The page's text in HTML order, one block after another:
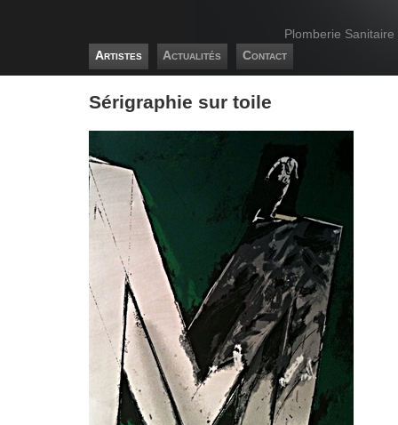
Sérigraphie sur toile
Plomberie
Artistes
Actualités Contact